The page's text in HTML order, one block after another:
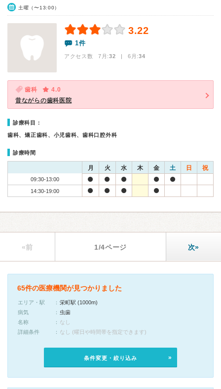
土曜（〜13:00）
3.22
1件
アクセス数 7月:32 | 6月:34
歯科
4.0
昔ながらの歯科医院
診療科目：
歯科、矯正歯科、小児歯科、歯科口腔外科
診療時間
月 火 水 木 金 土 日 祝
09:30-13:00
14:30-19:00
«前 1/4ページ 次»
65件の医療機関が見つかりました
エリア・駅
栄町駅 (1000m)
病気
虫歯
名称
なし
詳細条件
なし (曜日や時間帯を指定できます)
条件変更・絞り込み